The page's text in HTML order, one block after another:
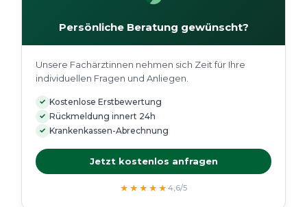
Persönliche Beratung gewünscht?
Unsere Fachärztinnen nehmen sich Zeit für Ihre
individuellen Fragen und Anliegen.
✓ Kostenlose Erstbewertung
✓ Rückmeldung innert 24h
✓ Krankenkassen-Abrechnung
Jetzt kostenlos anfragen
★★★★★ 4,6/5